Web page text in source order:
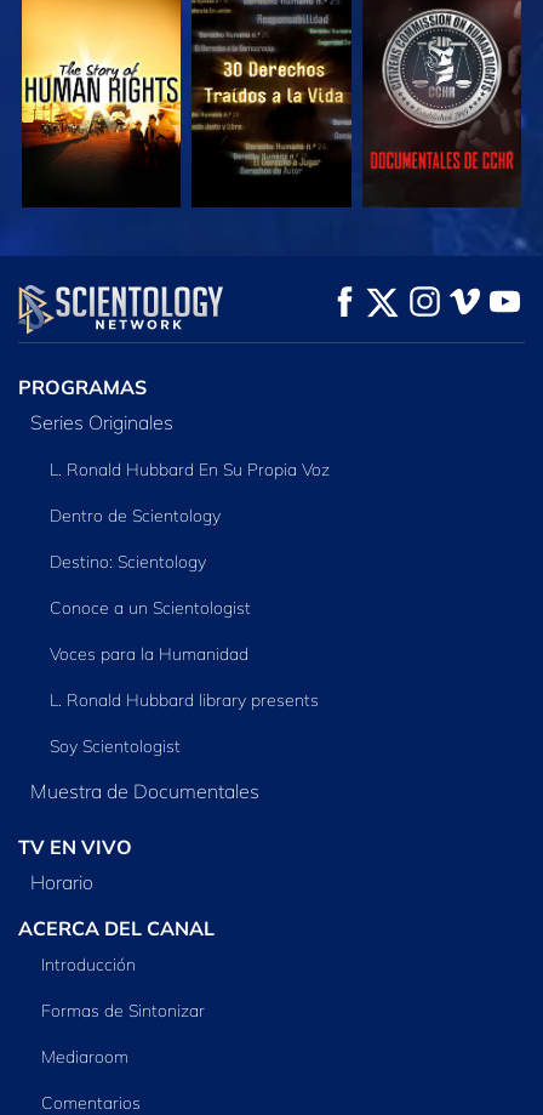
VE VE VE
VE
EXPLORA LAS
SERIES
PROGRAMAS
Series Originales
L. Ronald Hubbard En Su Propia Voz
Dentro de Scientology
Destino: Scientology
Conoce a un Scientologist
Voces para la Humanidad
L. Ronald Hubbard library presents
Soy Scientologist
Muestra de Documentales
TV EN VIVO
Horario
ACERCA DEL CANAL
Introducción
Formas de Sintonizar
Mediaroom
Comentarios